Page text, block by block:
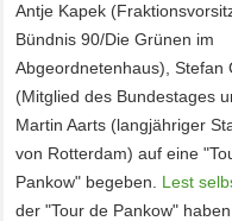
Antje Kapek
Bündnis 90/Die Grünen im
Abgeordnetenhaus), Stefan
(Mitglied des Bundestages
Martin Aarts (langjähriger
von Rotterdam) auf eine
Pankow" begeben. Lest
der "Tour de Pankow"